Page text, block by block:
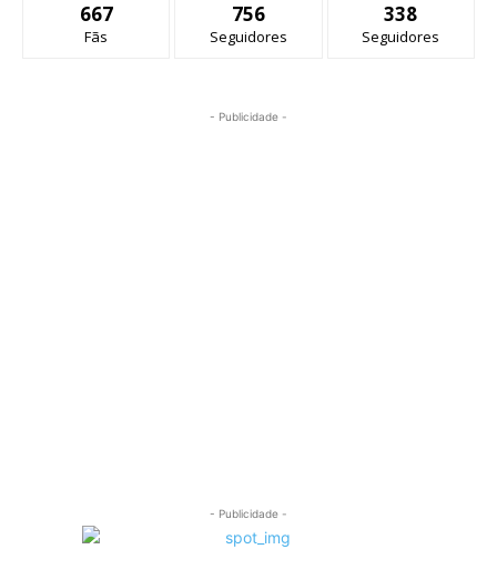
667
Fãs
756
Seguidores
338
Seguidores
- Publicidade -
- Publicidade -